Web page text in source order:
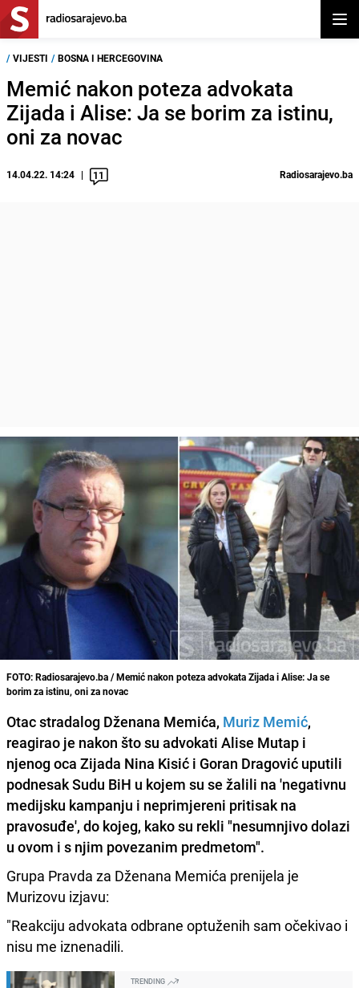
/ VIJESTI / BOSNA I HERCEGOVINA
Memić nakon poteza advokata
Zijada i Alise: Ja se borim za istinu,
oni za novac
14.04.22. 14:24 11 Radiosarajevo.ba
FOTO: Radiosarajevo.ba / Memić nakon poteza advokata Zijada i Alise: Ja se
borim za istinu, oni za novac
Otac stradalog Dženana Memića, Muriz Memić,
reagirao je nakon što su advokati Alise Mutap i
njenog oca Zijada Nina Kisić i Goran Dragović uputili
podnesak Sudu BiH u kojem su se žalili na 'negativnu
medijsku kampanju i neprimjereni pritisak na
pravosuđe', do kojeg, kako su rekli "nesumnjivo dolazi
u ovom i s njim povezanim predmetom".
Grupa Pravda za Dženana Memića prenijela je
Murizovu izjavu:
"Reakciju advokata odbrane optuženih sam očekivao i
nisu me iznenadili.
TRENDING